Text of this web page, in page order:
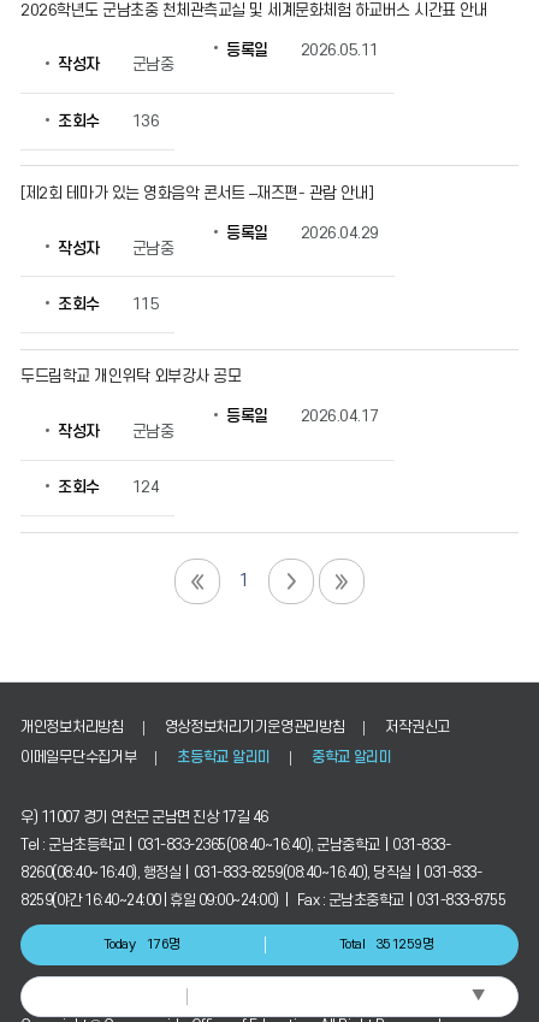
2026학년도 군남초중 천체관측교실 및 세계문화체험 하교버스 시간표 안내
작성자 군남중
등록일 2026.05.11
조회수 136
[제2회 테마가 있는 영화음악 콘서트 –재즈편- 관람 안내]
작성자 군남중
등록일 2026.04.29
조회수 115
두드림학교 개인위탁 외부강사 공모
작성자 군남중
등록일 2026.04.17
조회수 124
1
개인정보처리방침 영상정보처리기기운영관리방침
저작권신고
이메일무단수집거부
초등학교 알리미 중학교 알리미
우) 11007 경기 연천군 군남면 진상 17길 46
Tel : 군남초등학교┃031-833-2365(08:40~16:40), 군남중학교┃031-833-
8260(08:40~16:40), 행정실┃031-833-8259(08:40~16:40), 당직실┃031-833-
8259(야간 16:40~24:00 | 휴일 09:00~24:00) | Fax : 군남초중학교┃031-833-8755
Today 176명 Total 351259명
▼